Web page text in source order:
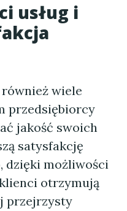
usług i
wiele
przedsiębiorcy
jakość swoich
satysfakcję
dzięki możliwości
otrzymują
przejrzysty